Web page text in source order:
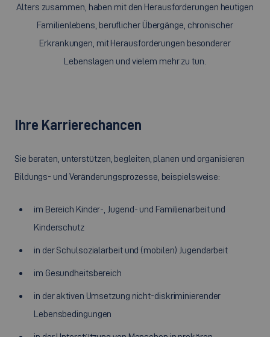
Alters zusammen, haben mit den Herausforderungen heutigen
Familienlebens, beruflicher Übergänge, chronischer
Erkrankungen, mit Herausforderungen besonderer
Lebenslagen und vielem mehr zu tun.
Ihre Karrierechancen
Sie beraten, unterstützen, begleiten, planen und organisieren
Bildungs- und Veränderungsprozesse, beispielsweise:
im Bereich Kinder-, Jugend- und Familienarbeit und
Kinderschutz
in der Schulsozialarbeit und (mobilen) Jugendarbeit
im Gesundheitsbereich
in der aktiven Umsetzung nicht-diskriminierender
Lebensbedingungen